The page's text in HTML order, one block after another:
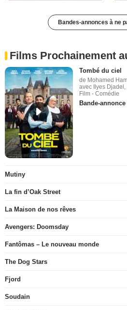
Bandes-annonces à ne
Films Prochainement
Tombé du ciel
de Mohamed
avec Ilyes
Film - Comédie
Bande-annonce
Mutiny
La fin d’Oak Street
La Maison de nos rêves
Avengers: Doomsday
Fantômas – Le nouveau monde
The Dog Stars
Fjord
Soudain